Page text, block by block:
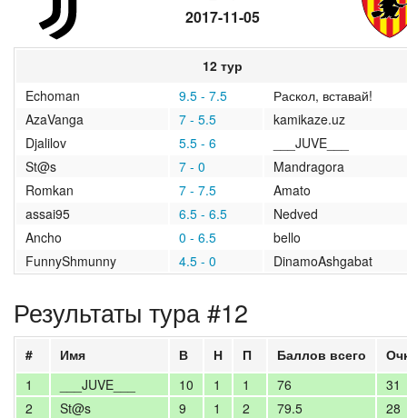
2018/2019
2017/2018
2015/2016
2014/2015
архив новостей
2017-11-05
12 тур
Echoman
9.5 - 7.5
Раскол, вставай!
AzaVanga
7 - 5.5
kamikaze.uz
Djalilov
5.5 - 6
___JUVE___
St@s
7 - 0
Mandragora
Romkan
7 - 7.5
Amato
assai95
6.5 - 6.5
Nedved
Ancho
0 - 6.5
bello
FunnyShmunny
4.5 - 0 DinamoAshgabat
Результаты тура #12
# Имя В Н П Баллов всего
1
___JUVE___ 10 1 1 76
31
2
St@s 9 1 2 79.5
28